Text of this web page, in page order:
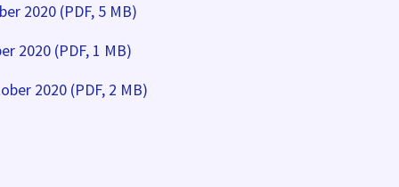
2020 (PDF, 5 MB)
2020 (PDF, 1 MB)
2020 (PDF, 2 MB)